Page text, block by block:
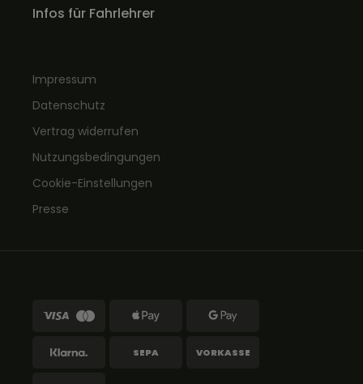
Infos für Fahrlehrer
Impressum
Datenschutz
Vertrag widerrufen
Nutzungsbedingungen
Cookie-Einstellungen
Presse
SEPA VORKASSE